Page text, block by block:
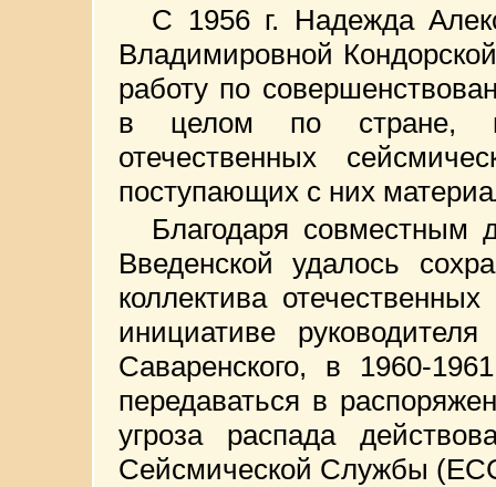
С 1956 г. Надежда
Владимировной
работу по
в целом по стране, по
отечественных
поступающих с них
Благодаря
Введенской удалось
коллектива
инициативе
Саваренского, в 1960-
передаваться в
угроза распада
Сейсмической Службы